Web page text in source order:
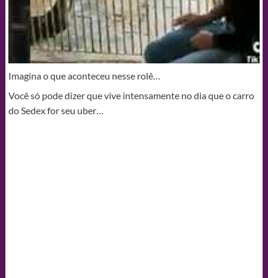
Imagina o que aconteceu nesse rolê…
Você só pode dizer que vive intensamente no dia que o carro
do Sedex for seu uber…